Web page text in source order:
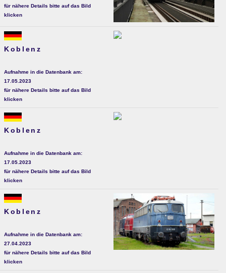
für nähere Details bitte auf das Bild
klicken
Koblenz
Aufnahme in die Datenbank am:
17.05.2023
für nähere Details bitte auf das Bild
klicken
Koblenz
Aufnahme in die Datenbank am:
17.05.2023
für nähere Details bitte auf das Bild
klicken
Koblenz
Aufnahme in die Datenbank am:
27.04.2023
für nähere Details bitte auf das Bild
klicken